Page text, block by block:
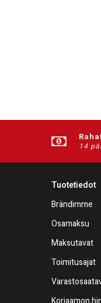
14
Tuotetiedot
Brändimme
Osamaksu
Maksutavat
Toimitusajat